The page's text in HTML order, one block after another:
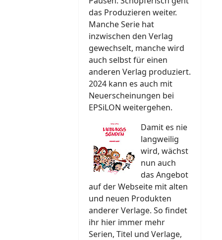
das Produzieren weiter.
Manche Serie hat
inzwischen den Verlag
gewechselt, manche wird
auch selbst für einen
anderen Verlag produziert.
2024 kann es auch mit
Neuerscheinungen bei
EPSiLON weitergehen.
Damit es nie
langweilig
wird, wächst
nun auch
das Angebot
auf der Webseite mit alten
und neuen Produkten
anderer Verlage. So findet
ihr hier immer mehr
Serien, Titel und Verlage,